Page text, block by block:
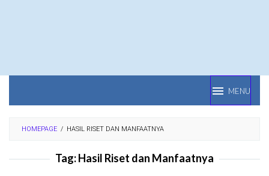
MENU
HOMEPAGE / HASIL RISET DAN MANFAATNYA
Tag:Hasil Riset dan Manfaatnya